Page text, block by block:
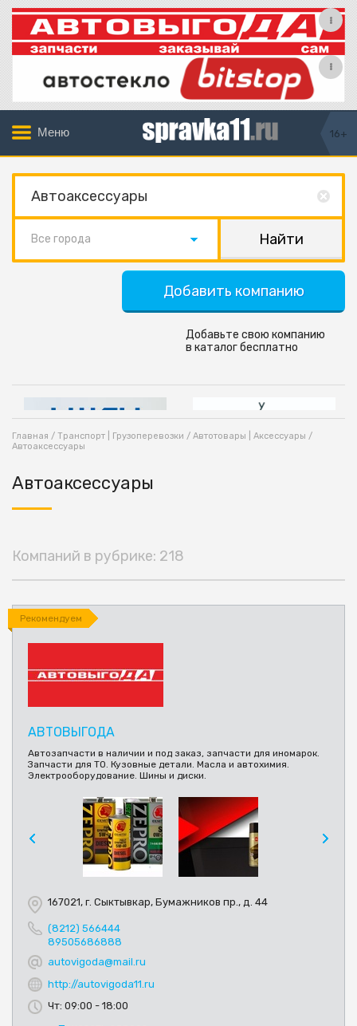
Меню 16+
Все города
Добавить компанию
Добавьте свою компанию
в каталог бесплатно
Главная / Транспорт | Грузоперевозки / Автотовары | Аксессуары /
Автоаксессуары
Автоаксессуары
Компаний в рубрике: 218
Рекомендуем
АВТОВЫГОДА
Автозапчасти в наличии и под заказ, запчасти для иномарок.
Запчасти для ТО. Кузовные детали. Масла и автохимия.
Электрооборудование. Шины и диски.
167021, г. Сыктывкар, Бумажников пр., д. 44
(8212) 566444
89505686888
autovigoda@mail.ru
http://autovigoda11.ru
Чт: 09:00 - 18:00